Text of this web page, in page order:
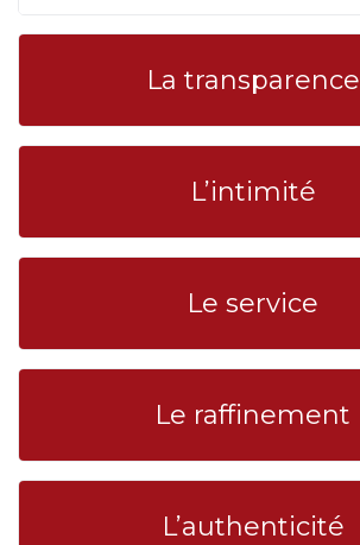
La transparence
L’intimité
Le service
Le raffinement
L’authenticité